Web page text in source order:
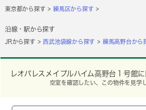
東京都から探す 練馬区から探す
沿線・駅から探す
JRから探す 西武池袋線から探す 練馬高野台から
レオパレスメイプルハイム高野台１号館
空室を確認したい、この物件を見学